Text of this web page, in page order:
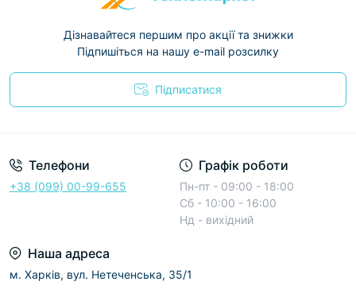
Дізнавайтеся першим про акції та знижки
Підпишіться на нашу e-mail розсилку
Підписатися
Телефони
+38 (099) 00-99-655
Графік роботи
Пн-пт - 09:00 - 18:00
Сб - 10:00 - 16:00
Нд - вихідний
Наша адреса
м. Харків, вул. Нетеченська, 35/1